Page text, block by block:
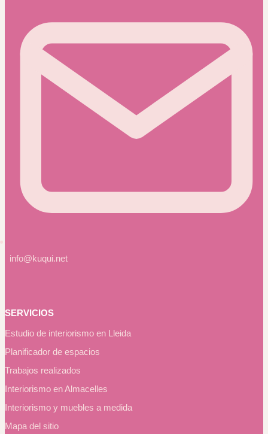
info@kuqui.net
SERVICIOS
Estudio de interiorismo en Lleida
Planificador de espacios
Trabajos realizados
Interiorismo en Almacelles
Interiorismo y muebles a medida
Mapa del sitio